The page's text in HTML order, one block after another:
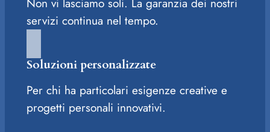
servizi continua nel tempo.
Soluzioni personalizzate
Per chi ha particolari esigenze creative e
progetti personali innovativi.